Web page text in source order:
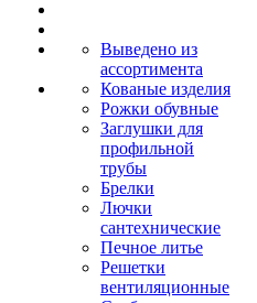
Выведено из
ассортимента
Кованые изделия
Рожки обувные
Заглушки для
профильной
трубы
Брелки
Лючки
сантехнические
Печное литье
Решетки
вентиляционные